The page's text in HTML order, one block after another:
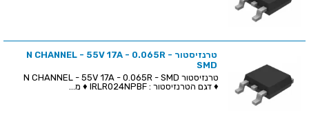
טרנזיסטור N CHANNEL - 55V 17A - 0.065R -
SMD
♦ דגם הטרנזיסטור : IRLR024NPBF ♦ מ...